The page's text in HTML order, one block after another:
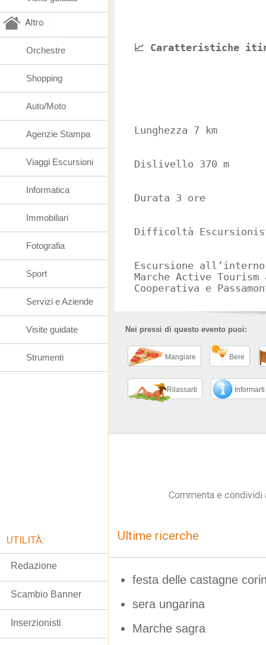
📈 Caratteristiche
Lunghezza 7 km
Dislivello 370 m
Durata 3 ore
Difficoltà
Escursione
Marche Active
Cooperativa e
Nei pressi di questo evento puoi:
Mangiare Bere
Rilassarti Informarti
Commenta e
Ultime ricerche
festa delle castagne
sera ungarina
Marche sagra
Altro
Orchestre
Shopping
Auto/Moto
Agenzie Stampa
Viaggi Escursioni
Informatica
Immobiliari
Fotografia
Sport
Servizi e Aziende
Visite guidate
Strumenti
UTILITÀ:
Redazione
Scambio Banner
Inserzionisti